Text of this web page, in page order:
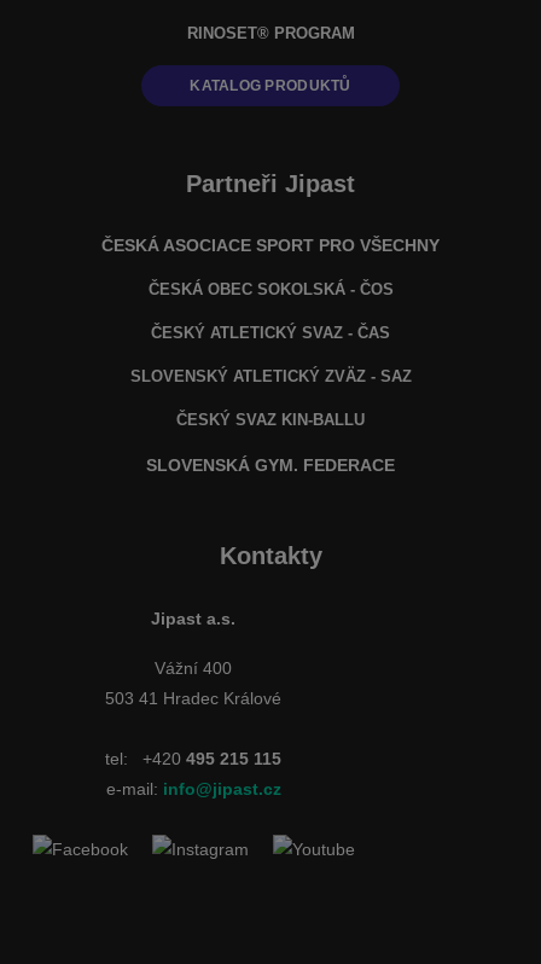
RINOSET® PROGRAM
KATALOG PRODUKTŮ
Partneři Jipast
ČESKÁ ASOCIACE SPORT PRO VŠECHNY
ČESKÁ OBEC SOKOLSKÁ - ČOS
ČESKÝ ATLETICKÝ SVAZ - ČAS
SLOVENSKÝ ATLETICKÝ ZVÄZ- SAZ
ČESKÝ SVAZ KIN-BALLU
SLOVENSKÁ GYM. FEDERACE
Kontakty
Jipast a.s.
Vážní 400
503 41 Hradec Králové
tel: +420 495 215 115
e-mail: info@jipast.cz